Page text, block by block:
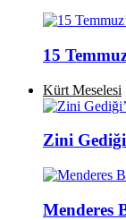
15
Kürt Meselesi
Zini
Menderes